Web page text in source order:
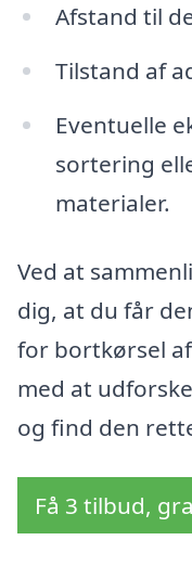
Afstand til
Tilstand af
Eventuelle
sortering
materialer.
Ved at
dig, at du får
for bortkørsel
med at
og find den
Få 3 tilbud,